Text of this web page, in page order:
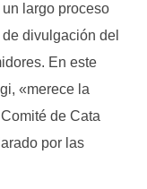
largo proceso
divulgación del
En este
«merece la
de Cata
por las